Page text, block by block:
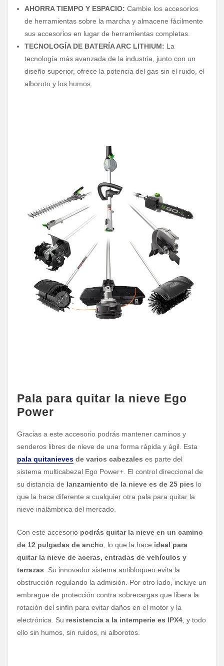
AHORRA TIEMPO Y ESPACIO: Cambie los accesorios
de herramientas sobre la marcha y almacene fácilmente
sus accesorios en lugar de herramientas completas.
TECNOLOGÍA DE BATERÍA ARC LITHIUM: La
tecnología más avanzada de la industria, junto con un
diseño superior, ofrece la potencia del gas sin el ruido, el
alboroto y los humos.
Pala para quitar la nieve Ego
Power
Gracias a este accesorio podrás mantener caminos y
senderos libres de nieve de una forma rápida y ágil. Esta
pala quitanievesde varios cabezales es parte del
sistema multicabezal Ego Power+. El control direccional de
su distancia de lanzamiento de la nieve es de 25 pies lo
que la hace diferente a cualquier otra pala para quitar la
nieve inalámbrica del mercado.
Con este accesorio podrás quitar la nieve en un camino
de 12 pulgadas de ancho , lo que la hace ideal para
quitar la nieve de aceras, entradas de vehículos y
terrazas . Su innovador sistema antibloqueo evita la
obstrucción regulando la admisión. Por otro lado, incluye un
embrague de protección contra sobrecargas que libera la
rotación del sinfín para evitar daños en el motor y la
electrónica. Su resistencia a la intemperie es IPX4, y todo
ello sin humos, sin ruidos, ni alborotos.